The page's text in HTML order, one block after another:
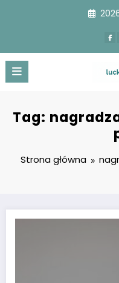
Tag:
Strona główna